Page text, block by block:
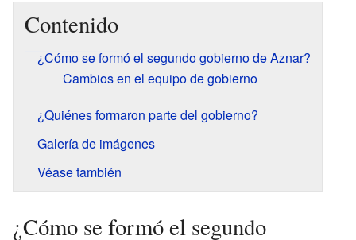
Contenido
¿Cómo se formó el segundo gobierno de Aznar?
Cambios en el equipo de gobierno
¿Quiénes formaron parte del gobierno?
Galería de imágenes
Véase también
¿Cómo se formó el segundo